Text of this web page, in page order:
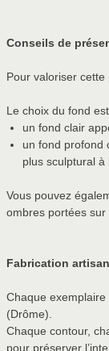
Conseils de
Pour valoriser
Le choix du fond
un fond clair
un fond profond
plus sculptural à
Vous pouvez
ombres portées sur
Fabrication
Chaque
(Drôme).
Chaque contour,
pour préserver